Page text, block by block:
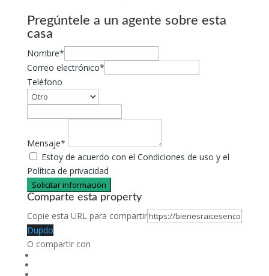
Pregúntele a un agente sobre esta
casa
Nombre*
Correo electrónico*
Teléfono
Mensaje*
Estoy de acuerdo con el Condiciones de uso y el
Política de privacidad
Solicitar información
Comparte esta property
Copie esta URL para compartir
Dupdo
O compartir con